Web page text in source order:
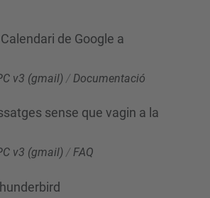
de Google a
v3 (gmail) / Documentació
sense que vagin a la
v3 (gmail) /FAQ